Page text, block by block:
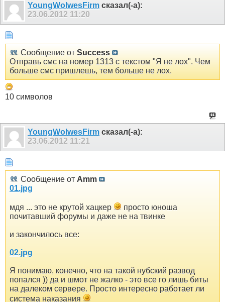
YoungWolwesFirm сказал(-а):
23.06.2012 11:20
Сообщение от Success
Отправь смс на номер 1313 с текстом "Я не лох". Чем
больше смс пришлешь, тем больше не лох.
10 символов
YoungWolwesFirm сказал(-а):
23.06.2012 11:21
Сообщение от Amm
01.jpg
мдя ... это не крутой хацкер
просто юноша
почитавший форумы и даже не на твинке
и закончилось все:
02.jpg
Я понимаю, конечно, что на такой нубский развод
попался )) да и шмот не жалко - это все го лишь биты
на далеком сервере. Просто интересно работает ли
система наказания